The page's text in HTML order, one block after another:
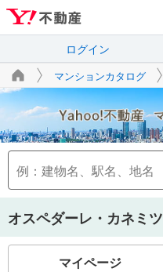
ログイン
マンションカタログ
オスペダーレ・カネミツ
マイページ